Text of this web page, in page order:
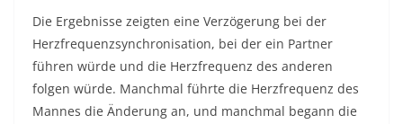
Die Ergebnisse zeigten eine Verzögerung bei der
Herzfrequenzsynchronisation, bei der ein Partner
führen würde und die Herzfrequenz des anderen
folgen würde. Manchmal führte die Herzfrequenz des
Mannes die Änderung an, und manchmal begann die